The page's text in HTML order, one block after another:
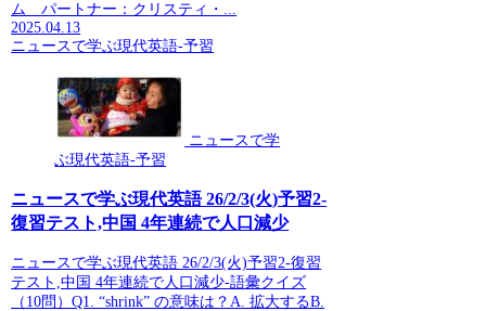
ム パートナー：クリスティ・...
2025.04.13
ニュースで学ぶ現代英語-予習
ニュースで学
ぶ現代英語-予習
ニュースで学ぶ現代英語 26/2/3(火)予習2-
復習テスト,中国 4年連続で人口減少
ニュースで学ぶ現代英語 26/2/3(火)予習2-復習
テスト,中国 4年連続で人口減少-語彙クイズ
（10問）Q1. “shrink” の意味は？A. 拡大するB.